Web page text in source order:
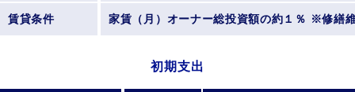
賃貸条件 家賃（月）オーナー総投資額の約１％ ※修繕
初期支出